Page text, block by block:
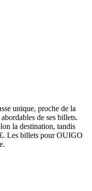
unique, proche de la
de ses billets.
la destination, tandis
Les billets pour OUIGO